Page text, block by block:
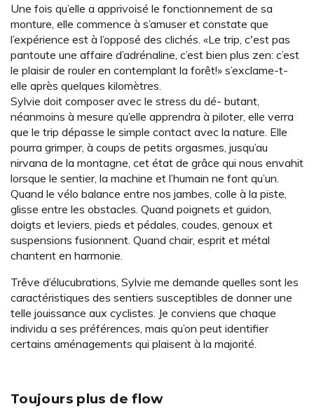
Une fois qu’elle a apprivoisé le fonctionnement de sa
monture, elle commence à s’amuser et constate que
l’expérience est à l’opposé des clichés. «Le trip, c'est pas
pantoute une affaire d’adrénaline, c’est bien plus zen: c’est
le plaisir de rouler en contemplant la forêt!» s’exclame-t-
elle après quelques kilomètres.
Sylvie doit composer avec le stress du dé- butant,
néanmoins à mesure qu’elle apprendra à piloter, elle verra
que le trip dépasse le simple contact avec la nature. Elle
pourra grimper, à coups de petits orgasmes, jusqu’au
nirvana de la montagne, cet état de grâce qui nous envahit
lorsque le sentier, la machine et l’humain ne font qu’un.
Quand le vélo balance entre nos jambes, colle à la piste,
glisse entre les obstacles. Quand poignets et guidon,
doigts et leviers, pieds et pédales, coudes, genoux et
suspensions fusionnent. Quand chair, esprit et métal
chantent en harmonie.
Trêve d’élucubrations, Sylvie me demande quelles sont les
caractéristiques des sentiers susceptibles de donner une
telle jouissance aux cyclistes. Je conviens que chaque
individu a ses préférences, mais qu’on peut identifier
certains aménagements qui plaisent à la majorité.
Toujours plus de flow